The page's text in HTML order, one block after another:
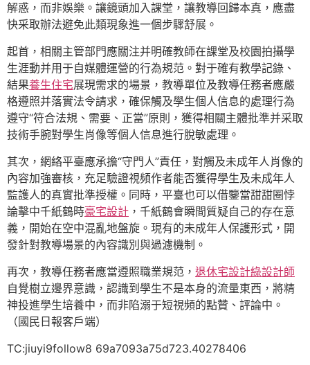
解惑，而非娛樂。讓鏡頭加入課堂，讓教導回歸本真，應盡
快采取辦法避免此類現象進一個步驟舒展。
起首，相關主管部門應關注并明確教師在課堂及校園拍攝學
生涯動并用于自媒體運營的行為規范。對于確有教學記錄、
結果養生住宅展現需求的場景，教導單位及教導任務者應嚴
格遵照并落實法令請求，確保觸及學生個人信息的處理行為
遵守“符合法規、需要、正當”原則，獲得相關主體批準并采取
技術手腕對學生肖像等個人信息進行脫敏處理。
其次，網絡平臺應承擔“守門人”責任，對觸及未成年人肖像的
內容加強審核，充足驗證視頻作者能否獲得學生及未成年人
監護人的真實批準授權。同時，平臺也可以借鑒當甜甜圈悖
論擊中千紙鶴時豪宅設計 ，千紙鶴會瞬間質疑自己的存在意
義，開始在空中混亂地盤旋。現有的未成年人保護形式，開
發針對教導場景的內容識別與過濾機制。
再次，教導任務者應當遵照職業規范， 退休宅設計綠設計師
自覺樹立邊界意識，認識到學生不是本身的流量東西，將精
神投進學生培養中，而非陷溺于短視頻的點贊、評論中。
（國民日報客戶端）
TC:jiuyi9follow8 69a7093a75d723.40278406